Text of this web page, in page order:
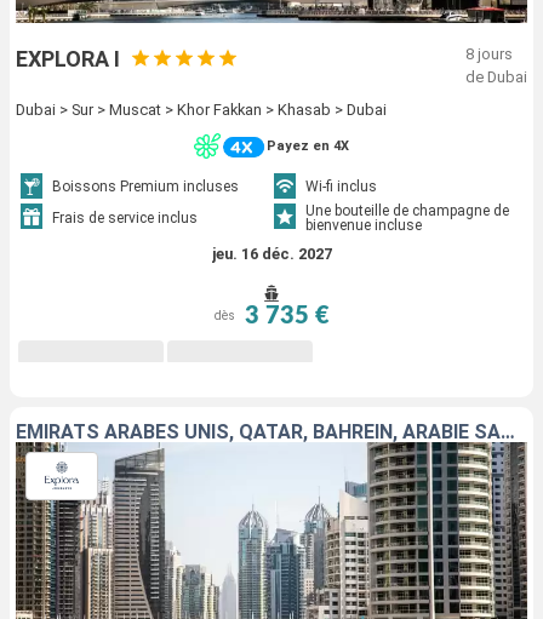
EXPLORA I
8 jours
de Dubai
Dubai > Sur > Muscat > Khor Fakkan > Khasab > Dubai
Payez en 4X
Boissons Premium incluses
Wi-fi inclus
Frais de service inclus
Une bouteille de champagne de
bienvenue incluse
jeu. 16 déc. 2027
dès 3 735 €
EMIRATS ARABES UNIS, QATAR, BAHREIN, ARABIE SAOUDITE